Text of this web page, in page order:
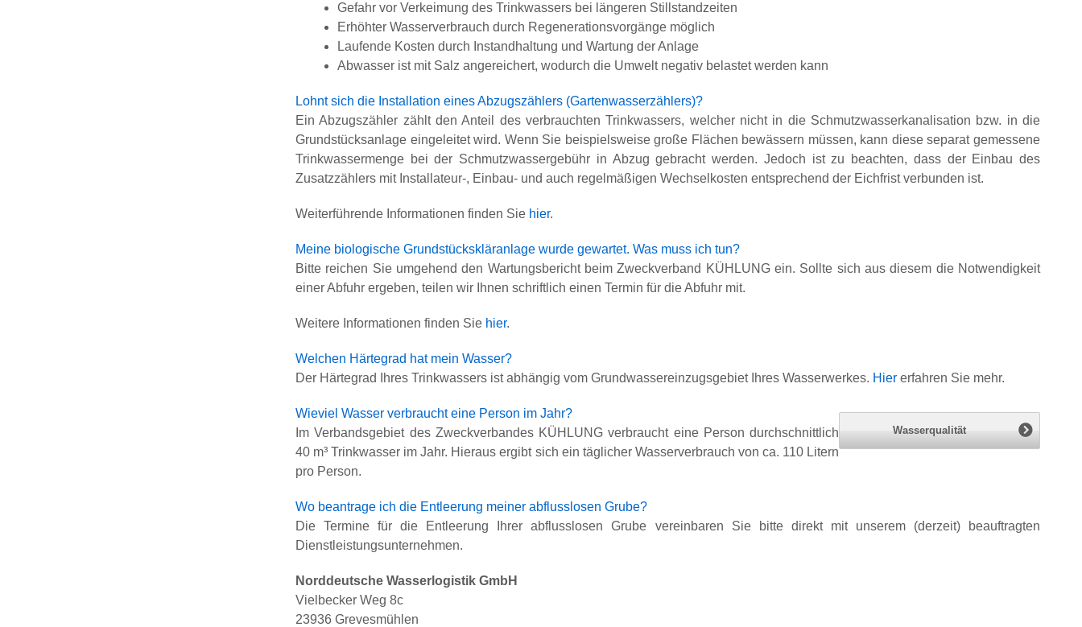
Gefahr vor Verkeimung des Trinkwassers bei längeren Stillstandzeiten
Erhöhter Wasserverbrauch durch Regenerationsvorgänge möglich
Laufende Kosten durch Instandhaltung und Wartung der Anlage
Abwasser ist mit Salz angereichert, wodurch die Umwelt negativ belastet werden kann
Lohnt sich die Installation eines Abzugszählers (Gartenwasserzählers)?
Ein Abzugszähler zählt den Anteil des verbrauchten Trinkwassers, welcher nicht in die Schmutzwasserkanalisation bzw. in die
Grundstücksanlage eingeleitet wird. Wenn Sie beispielsweise große Flächen bewässern müssen, kann diese separat gemessene
Trinkwassermenge bei der Schmutzwassergebühr in Abzug gebracht werden. Jedoch ist zu beachten, dass der Einbau des
Zusatzzählers mit Installateur-, Einbau- und auch regelmäßigen Wechselkosten entsprechend der Eichfrist verbunden ist.
Weiterführende Informationen finden Sie hier.
Meine biologische Grundstückskläranlage wurde gewartet. Was muss ich tun?
Bitte reichen Sie umgehend den Wartungsbericht beim Zweckverband KÜHLUNG ein. Sollte sich aus diesem die Notwendigkeit
einer Abfuhr ergeben, teilen wir Ihnen schriftlich einen Termin für die Abfuhr mit.
Weitere Informationen finden Sie hier.
Welchen Härtegrad hat mein Wasser?
Der Härtegrad Ihres Trinkwassers ist abhängig vom Grundwassereinzugsgebiet Ihres Wasserwerkes. Hier erfahren Sie mehr.
Wasserqualität
Wieviel Wasser verbraucht eine Person im Jahr?
Im Verbandsgebiet des Zweckverbandes KÜHLUNG verbraucht eine Person durchschnittlich
40 m³ Trinkwasser im Jahr. Hieraus ergibt sich ein täglicher Wasserverbrauch von ca. 110 Litern
pro Person.
Wo beantrage ich die Entleerung meiner abflusslosen Grube?
Die Termine für die Entleerung Ihrer abflusslosen Grube vereinbaren Sie bitte direkt mit unserem (derzeit) beauftragten
Dienstleistungsunternehmen.
Norddeutsche Wasserlogistik GmbH
Vielbecker Weg 8c
23936 Grevesmühlen